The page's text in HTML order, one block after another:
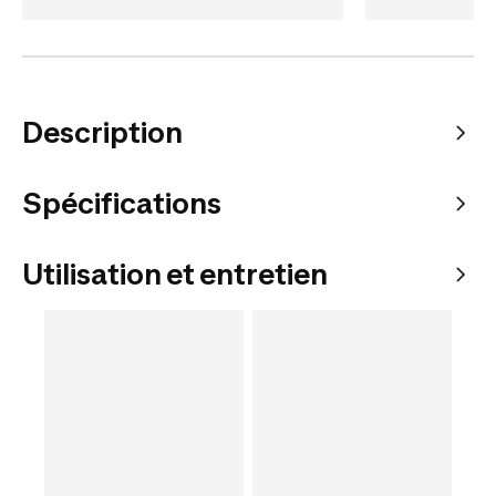
Description
Spécifications
Utilisation et entretien